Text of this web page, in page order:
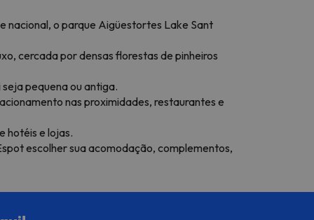
nacional, o parque Aigüestortes Lake Sant
cercada por densas florestas de pinheiros
pequena ou antiga.
nas proximidades, restaurantes e
hotéis e lojas.
escolher sua acomodação, complementos,